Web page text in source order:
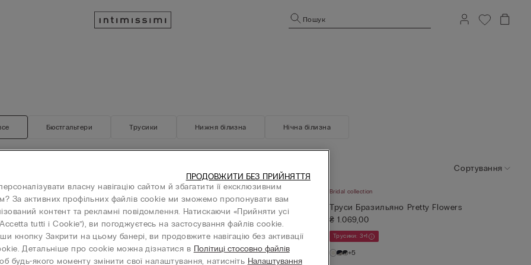
Пошук
Бюстгальтери Трусики Нижня білизна Нічна білизна
Сортування
Мережива Pretty Flowers
Bridal collection
Бюстгальтер Бандо Pretty Flowers
-50% на третю одиницю
Bridal collection
Труси Бразильяно Pretty Flowers
₴ 1.069,00
Трусики: 3+1
+5
власну навігацію сайтом й збагатити її ексклюзивним
За активних профільних файлів cookie ми зможемо пропонувати вам
контент та рекламні повідомлення. Натискаючи «Прийняти усі
tutti i Cookie”), ви погоджуєтесь на застосування файлів cookie.
кнопку Закрити на цьому банері, ви продовжите навігацію без активації
Детальніше про cookie можна дізнатися в Політиці стосовно файлів
будь-якого моменту змінити свої налаштування, натисніть Налаштування
ПРОДОВЖИТИ БЕЗ ПРИЙНЯТТЯ